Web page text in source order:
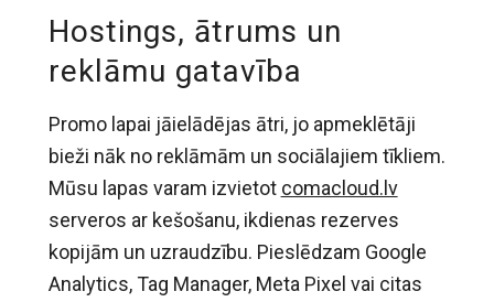
Hostings, ātrums un
reklāmu gatavība
Promo lapai jāielādējas ātri, jo apmeklētāji
bieži nāk no reklāmām un sociālajiem tīkliem.
Mūsu lapas varam izvietot comacloud.lv
serveros ar kešošanu, ikdienas rezerves
kopijām un uzraudzību. Pieslēdzam Google
Analytics, Tag Manager, Meta Pixel vai citas